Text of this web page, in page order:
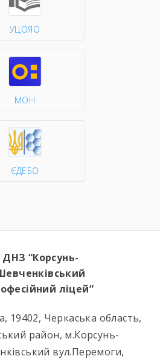
УЦОЯО
МОН
ЄДЕБО
ДНЗ “Корсунь-
ліцей”
19402, Черкаська область,
район, м.Корсунь-
вул.Перемоги,